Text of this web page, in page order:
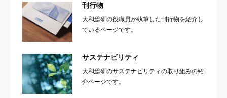
刊行物
大和総研の役職員が執筆した刊行物を紹介し
ているページです。
サステナビリティ
大和総研のサステナビリティの取り組みの紹
介ページです。